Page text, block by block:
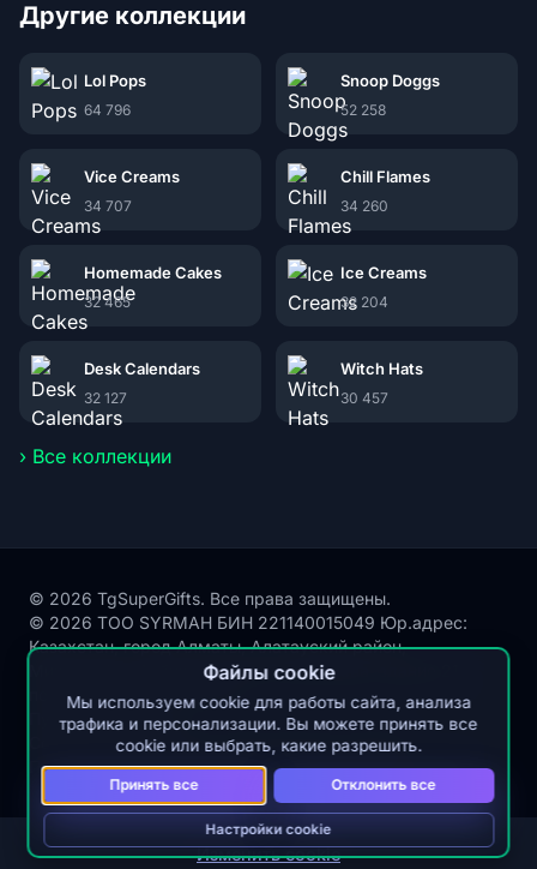
Другие коллекции
Lol Pops
64 796
Snoop Doggs
52 258
Vice Creams
34 707
Chill Flames
34 260
Homemade Cakes
32 465
Ice Creams
32 204
Desk Calendars
32 127
Witch Hats
30 457
› Все коллекции
© 2026 TgSuperGifts. Все права защищены.
© 2026 ТОО SYRMAH БИН 221140015049 Юр.адрес:
Казахстан, город Алматы, Алатауский район,
Микрорайон Акбулак, улица Сухамбаева, здание 21,
почтовый индекс 050000
Публичная оферта
Согласие на обработку персональных данных
Политика защиты и обработки персональных данных
Изменить cookie
Файлы cookie
Мы используем cookie для работы сайта, анализа
трафика и персонализации. Вы можете принять все
cookie или выбрать, какие разрешить.
Принять все Отклонить все
Настройки cookie